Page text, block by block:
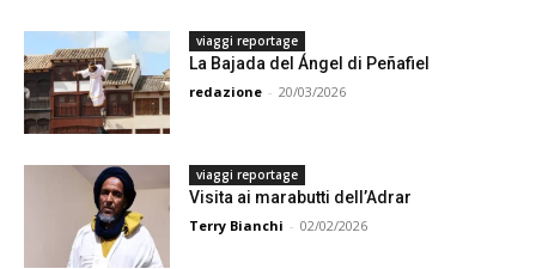
viaggi reportage
La Bajada del Ángel di Peñafiel
redazione - 20/03/2026
viaggi reportage
Visita ai marabutti dell’Adrar
Terry Bianchi - 02/02/2026